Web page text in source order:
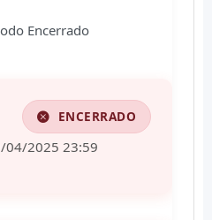
Encerrado
ENCERRADO
04/2025 23:59